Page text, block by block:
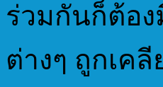
ร่วมกันก็ต้อ
ต่างๆ ถูกเค